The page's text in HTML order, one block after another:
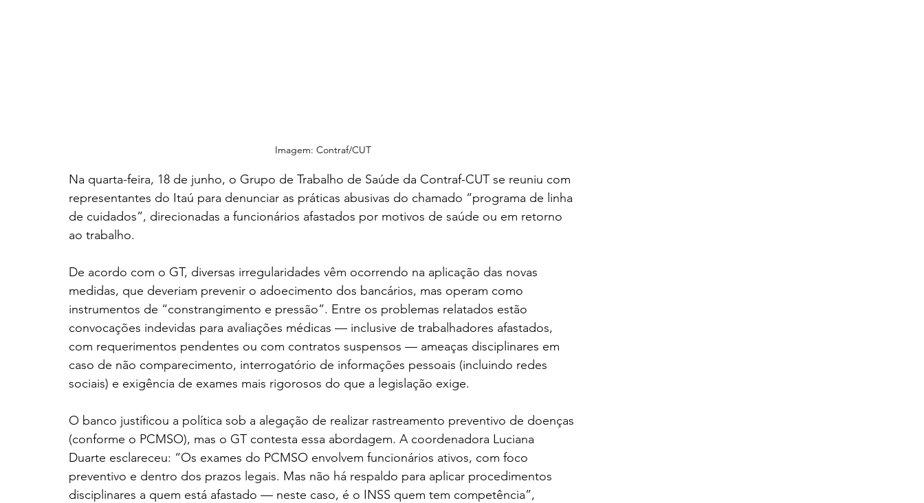
Imagem: Contraf/CUT
Na quarta-feira, 18 de junho, o Grupo de Trabalho de Saúde da Contraf-CUT se reuniu com
representantes do Itaú para denunciar as práticas abusivas do chamado “programa de linha
de cuidados”, direcionadas a funcionários afastados por motivos de saúde ou em retorno
ao trabalho.
De acordo com o GT, diversas irregularidades vêm ocorrendo na aplicação das novas
medidas, que deveriam prevenir o adoecimento dos bancários, mas operam como
instrumentos de “constrangimento e pressão”. Entre os problemas relatados estão
convocações indevidas para avaliações médicas — inclusive de trabalhadores afastados,
com requerimentos pendentes ou com contratos suspensos — ameaças disciplinares em
caso de não comparecimento, interrogatório de informações pessoais (incluindo redes
sociais) e exigência de exames mais rigorosos do que a legislação exige.
O banco justificou a política sob a alegação de realizar rastreamento preventivo de doenças
(conforme o PCMSO), mas o GT contesta essa abordagem. A coordenadora Luciana
Duarte esclareceu: “Os exames do PCMSO envolvem funcionários ativos, com foco
preventivo e dentro dos prazos legais. Mas não há respaldo para aplicar procedimentos
disciplinares a quem está afastado — neste caso, é o INSS quem tem competência”,